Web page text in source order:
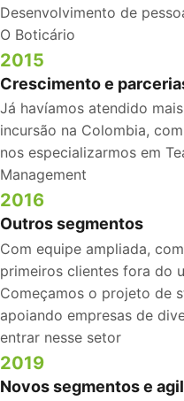
Desenvolvimento de
O Boticário
2015
Crescimento e
Já havíamos atendido
incursão na Colombia,
nos especializarmos em
Management
2016
Outros segmentos
Com equipe ampliada,
primeiros clientes fora do
Começamos o projeto de
apoiando empresas de
entrar nesse setor
2019
Novos segmentos e